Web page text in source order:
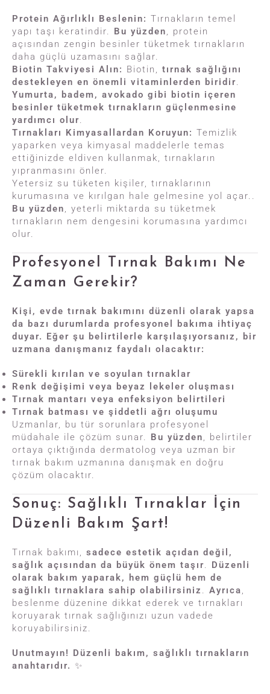
Protein Ağırlıklı Beslenin: Tırnakların temel
yapı taşı keratindir. Bu yüzden, protein
açısından zengin besinler tüketmek tırnakların
daha güçlü uzamasını sağlar.
Biotin Takviyesi Alın: Biotin, tırnak sağlığını
destekleyen en önemli vitaminlerden biridir.
Yumurta, badem, avokado gibi biotin içeren
besinler tüketmek tırnakların güçlenmesine
yardımcı olur.
Tırnakları Kimyasallardan Koruyun: Temizlik
yaparken veya kimyasal maddelerle temas
ettiğinizde eldiven kullanmak, tırnakların
yıpranmasını önler.
Yetersiz su tüketen kişiler, tırnaklarının
kurumasına ve kırılgan hale gelmesine yol açar..
Bu yüzden, yeterli miktarda su tüketmek
tırnakların nem dengesini korumasına yardımcı
olur.
Profesyonel Tırnak Bakımı Ne
Zaman Gerekir?
Kişi, evde tırnak bakımını düzenli olarak yapsa
da bazı durumlarda profesyonel bakıma ihtiyaç
duyar. Eğer şu belirtilerle karşılaşıyorsanız, bir
uzmana danışmanız faydalı olacaktır:
Sürekli kırılan ve soyulan tırnaklar
Renk değişimi veya beyaz lekeler oluşması
Tırnak mantarı veya enfeksiyon belirtileri
Tırnak batması ve şiddetli ağrı oluşumu
Uzmanlar, bu tür sorunlara profesyonel
müdahale ile çözüm sunar. Bu yüzden, belirtiler
ortaya çıktığında dermatolog veya uzman bir
tırnak bakım uzmanına danışmak en doğru
çözüm olacaktır.
Sonuç: Sağlıklı Tırnaklar İçin
Düzenli Bakım Şart!
Tırnak bakımı, sadece estetik açıdan değil,
sağlık açısından da büyük önem taşır. Düzenli
olarak bakım yaparak, hem güçlü hem de
sağlıklı tırnaklara sahip olabilirsiniz . Ayrıca,
beslenme düzenine dikkat ederek ve tırnakları
koruyarak tırnak sağlığınızı uzun vadede
koruyabilirsiniz.
Unutmayın! Düzenli bakım, sağlıklı tırnakların
anahtarıdır. ✨